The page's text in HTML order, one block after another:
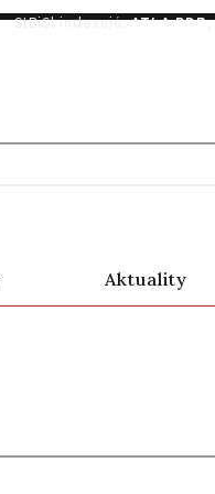
StBiSl indexujú:ATLA RDB,
Aktuality